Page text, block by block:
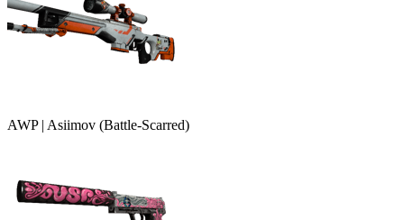
AWP | Asiimov (Battle-Scarred)